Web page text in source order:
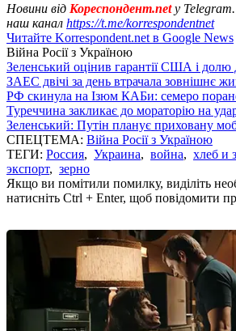
Новини від Кореспондент.netу
наш канал https://t.me/korrespondentnet
Читайте Korrespondent.net в Google News
Війна Росії з Україною
Зеленський оцінив гарантії США і долю
ЗАЕС двічі за день втрачала зовнішнє
РФ скинула на Ізюм КАБи: семеро
Туреччина закликає до мораторію на
Зеленський: Путін планує приховану
СПЕЦТЕМА: Війна Росії з Україною
ТЕГИ: Россия, Украина, война, хлеб и
экспорт, зерно
Якщо ви помітили помилку, виділіть
натисніть Ctrl + Enter, щоб повідомити